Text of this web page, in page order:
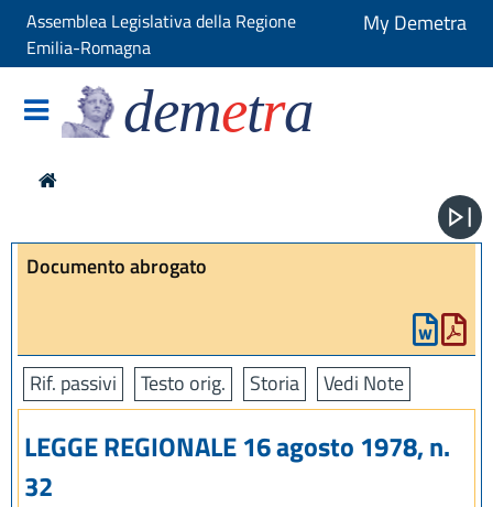
Assemblea Legislativa della Regione
Emilia-Romagna
My Demetra
demetra
Documento abrogato
Rif. passivi Testo orig. Storia Vedi Note
LEGGE REGIONALE 16 agosto 1978, n.
32